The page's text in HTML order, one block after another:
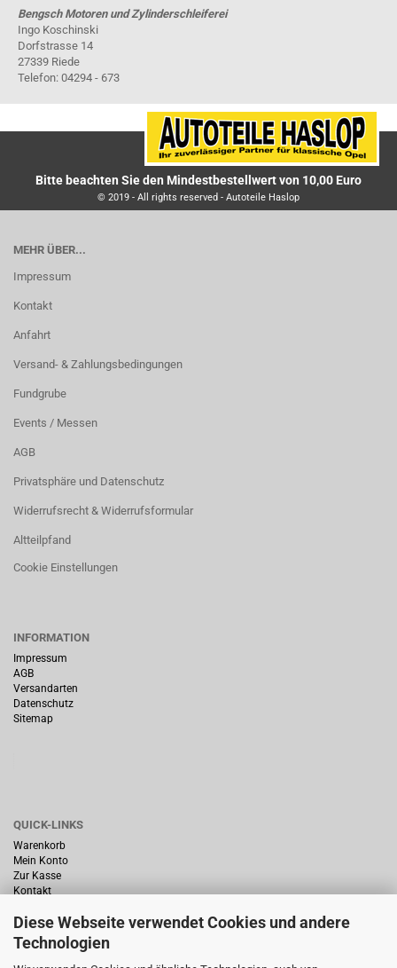
Diese Webseite verwendet Cookies und andere
Technologien
Bengsch Motoren und Zylinderschleiferei
Ingo Koschinski
Dorfstrasse 14
27339 Riede
Telefon: 04294 - 673
Bitte beachten Sie den Mindestbestellwert von 10,00 Euro
© 2019 - All rights reserved - Autoteile Haslop
MEHR ÜBER...
Impressum
Kontakt
Anfahrt
Versand- & Zahlungsbedingungen
Fundgrube
Events / Messen
AGB
Privatsphäre und Datenschutz
Widerrufsrecht & Widerrufsformular
Altteilpfand
Cookie Einstellungen
INFORMATION
Impressum
AGB
Versandarten
Datenschutz
Sitemap
QUICK-LINKS
Warenkorb
Mein Konto
Zur Kasse
Kontakt